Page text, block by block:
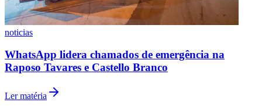
Flamengo
noticias
WhatsApp lidera chamados de emergência na
Raposo Tavares e Castello Branco
Ler matéria